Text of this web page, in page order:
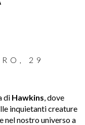
29
di Hawkins , dove
inquietanti creature
nel nostro universo a